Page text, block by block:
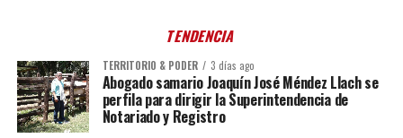
TENDENCIA
TERRITORIO & PODER 3 días ago
Abogado samario Joaquín José Méndez Llach se
perfila para dirigir la Superintendencia de
Notariado y Registro